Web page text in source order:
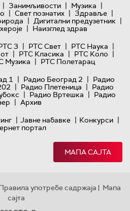
| Занимљивости | Музика |
| Свет познатих | Здравље |
| Дигитални предузетник |
| Наизглед здрав
3 | РТС Свет | РТС Наука |
| РТС Класика | РТС Коло |
Музика | РТС Полетарац
1 | Радио Београд 2 | Радио
| Радио Плетеница | Радио
| Радио Вртешка | Радио
| Архив
| Јавне набавке | Конкурси |
портал
МАПА САЈТА
употребе садржаја | Мапа
сајта